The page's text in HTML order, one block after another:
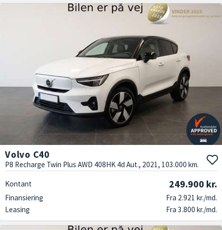
Volvo C40
P8 Recharge Twin Plus AWD 408HK 4d Aut., 2021, 103.000 km.
Kontant 249.900 kr.
Finansiering
Fra 2.921 kr./md.
Leasing
Fra 3.800 kr./md.